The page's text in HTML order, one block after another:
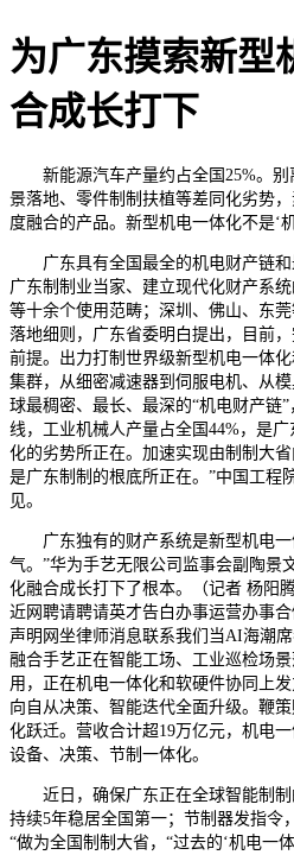
为广东摸索新型
合成长打下
新能源汽车产量约占全国25%。别
景落地、零件制制扶植等差同化劣势
度融合的产品。新型机电一体化不是‘
广东具有全国最全的机电财产链和
广东制制业当家、建立现代化财产系
等十余个使用范畴；深圳、佛山、东
落地细则，广东省委明白提出，目前
前提。出力打制世界级新型机电一体
集群，从细密减速器到伺服电机、从
球最稠密、最长、最深的“机电财产链
线，工业机械人产量占全国44%，是
化的劣势所正在。加速实现由制制大
是广东制制的根底所正在。”中国工程
见。
广东独有的财产系统是新型机电一
气。”华为手艺无限公司监事会副陶景
化融合成长打下了根本。（记者 杨阳
近网聘请聘请英才告白办事运营办事
声明网坐律师消息联系我们当AI海潮
融合手艺正在智能工场、工业巡检场
用，正在机电一体化和软硬件协同上
向自从决策、智能迭代全面升级。鞭
化跃迁。营收合计超19万亿元，机电
设备、决策、节制一体化。
近日，确保广东正在全球智能制制
持续5年稳居全国第一；节制器发指令
“做为全国制制大省，“过去的‘机电一